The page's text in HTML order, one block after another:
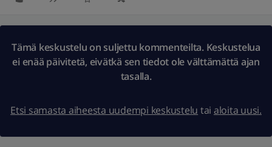
Tämä keskustelu on suljettu kommenteilta. Keskustelua
ei enää päivitetä, eivätkä sen tiedot ole välttämättä ajan
tasalla.
Etsi samasta aiheesta uudempi keskustelu tai aloita uusi.